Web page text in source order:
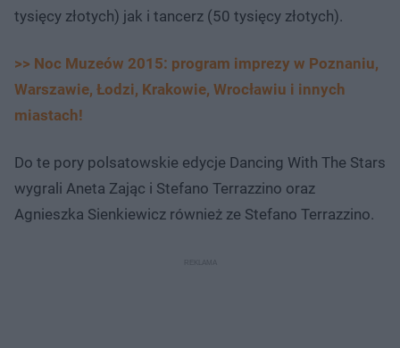
tysięcy złotych) jak i tancerz (50 tysięcy złotych).
>> Noc Muzeów 2015: program imprezy w Poznaniu,
Warszawie, Łodzi, Krakowie, Wrocławiu i innych
miastach!
Do te pory polsatowskie edycje Dancing With The Stars
wygrali Aneta Zając i Stefano Terrazzino oraz
Agnieszka Sienkiewicz również ze Stefano Terrazzino.